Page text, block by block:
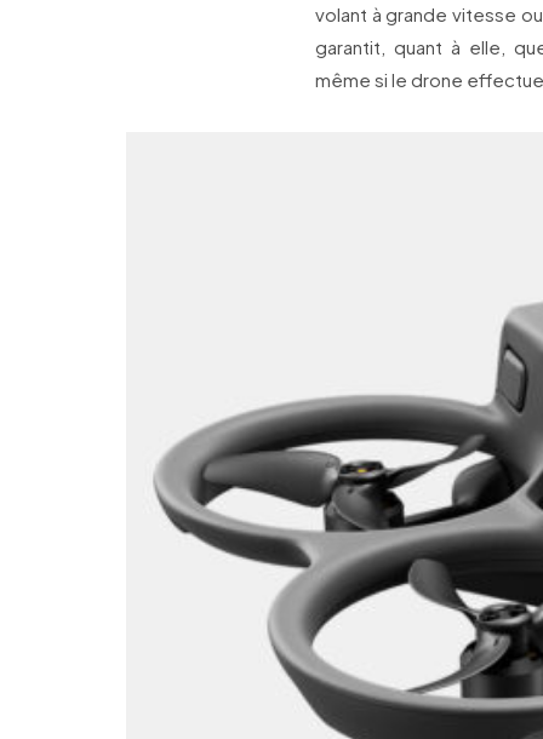
volant à grande vitesse
garantit, quant à elle,
même si le drone